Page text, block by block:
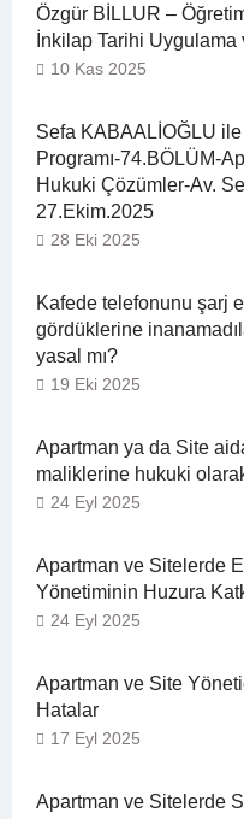
Özgür BİLLUR –
İnkilap Tarihi Uygulama
10 Kas 2025
Sefa KABAALİOĞLU
Programı-74.BÖLÜM-
Hukuki Çözümler-Av.
27.Ekim.2025
28 Eki 2025
Kafede telefonunu şarj
gördüklerine
yasal mı?
19 Eki 2025
Apartman ya da Site
maliklerine hukuki
24 Eyl 2025
Apartman ve Sitelerde
Yönetiminin Huzura
24 Eyl 2025
Apartman ve Site
Hatalar
17 Eyl 2025
Apartman ve Sitelerde